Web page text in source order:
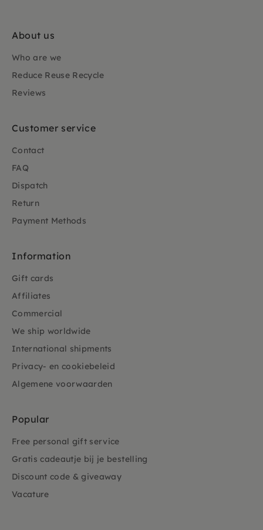
About us
Who are we
Reduce Reuse Recycle
Reviews
Customer service
Contact
FAQ
Dispatch
Return
Payment Methods
Information
Gift cards
Affiliates
Commercial
We ship worldwide
International shipments
Privacy- en cookiebeleid
Algemene voorwaarden
Popular
Free personal gift service
Gratis cadeautje bij je bestelling
Discount code & giveaway
Vacature